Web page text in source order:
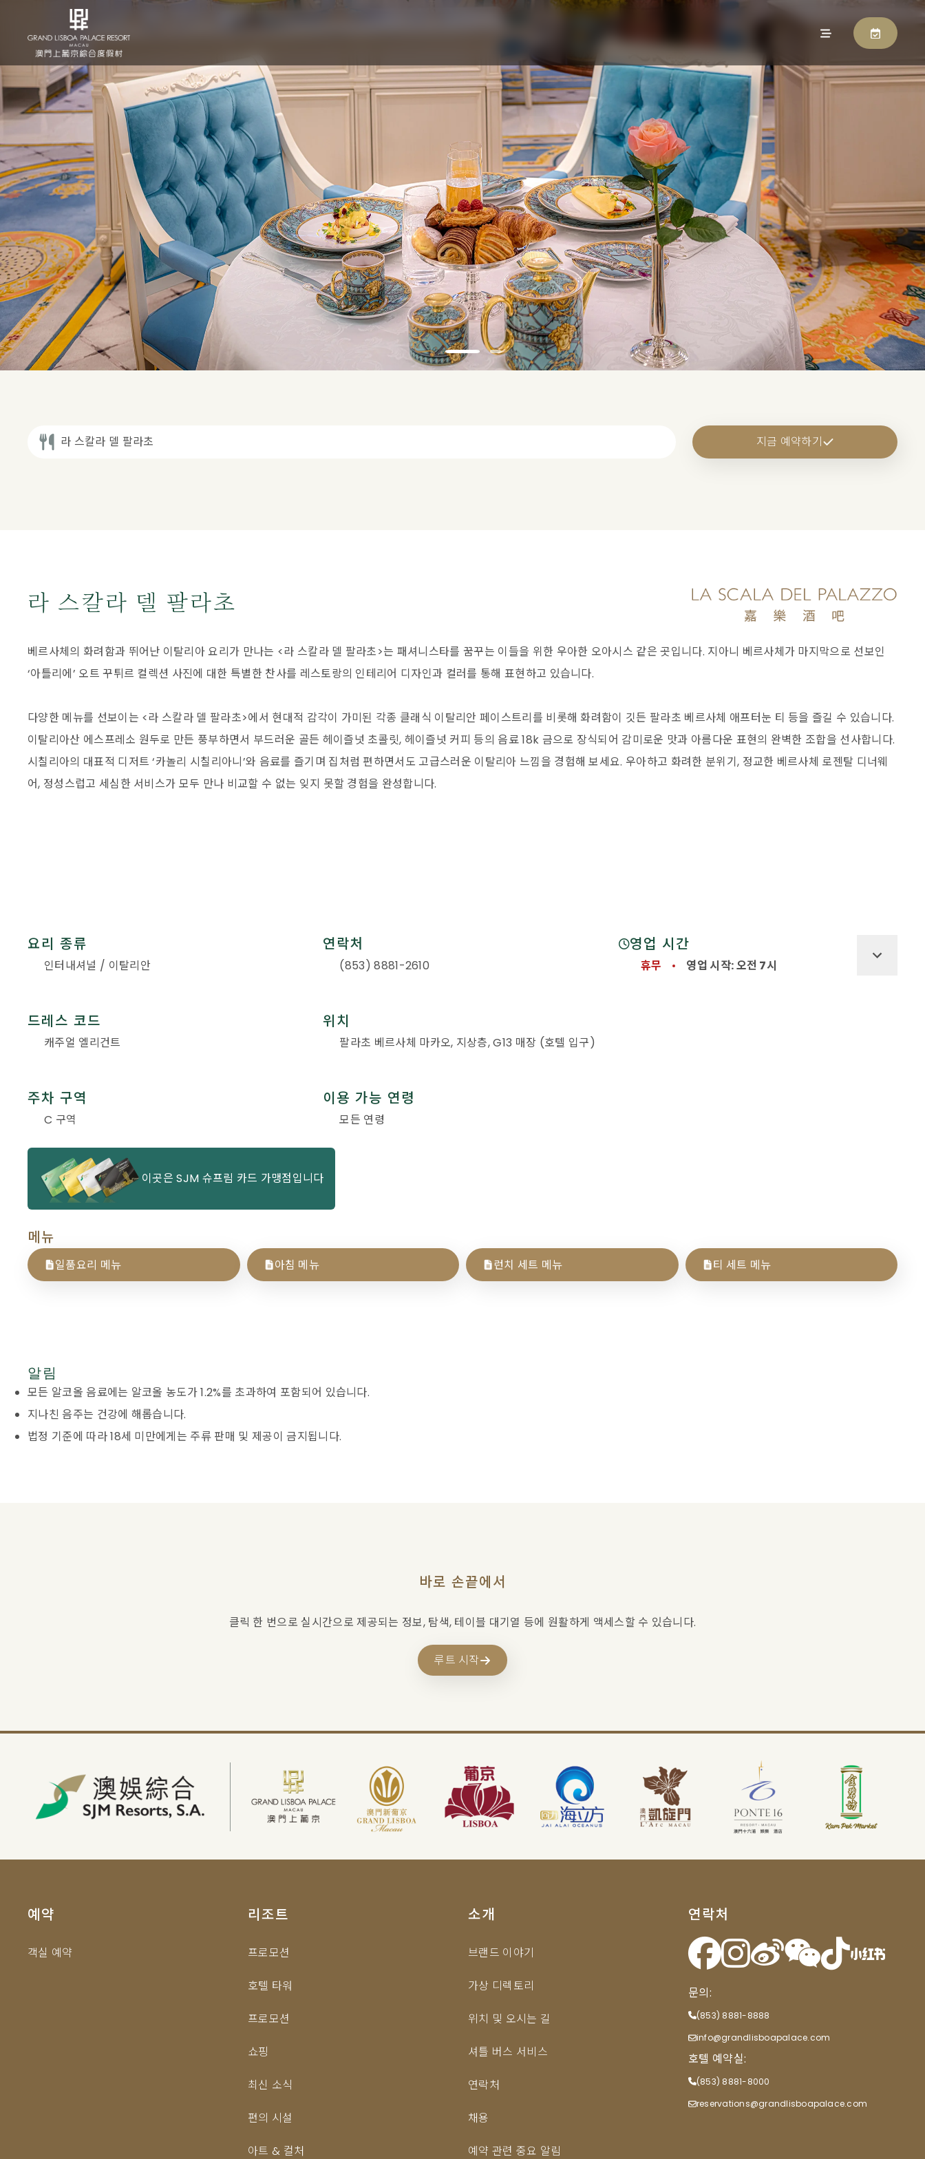
라 스칼라 델 팔라초
라 스칼라 델 팔라초 지금 예약하기
라 스칼라 델 팔라초
베르사체의 화려함과 뛰어난 이탈리아 요리가 만나는 <라 스칼라 델 팔라초>는 패셔니스타를 꿈꾸는 이들을 위한 우아한 오아시스 같은 곳입니다. 지아니 베르사체가 마지막으로 선보인
‘아틀리에’ 오트 꾸튀르 컬렉션 사진에 대한 특별한 찬사를 레스토랑의 인테리어 디자인과 컬러를 통해 표현하고 있습니다.
다양한 메뉴를 선보이는 <라 스칼라 델 팔라초>에서 현대적 감각이 가미된 각종 클래식 이탈리안 페이스트리를 비롯해 화려함이 깃든 팔라초 베르사체 애프터눈 티 등을 즐길 수 있습니다.
이탈리아산 에스프레소 원두로 만든 풍부하면서 부드러운 골든 헤이즐넛 초콜릿, 헤이즐넛 커피 등의 음료 18k 금으로 장식되어 감미로운 맛과 아름다운 표현의 완벽한 조합을 선사합니다.
시칠리아의 대표적 디저트 ‘카놀리 시칠리아니’와 음료를 즐기며 집처럼 편하면서도 고급스러운 이탈리아 느낌을 경험해 보세요. 우아하고 화려한 분위기, 정교한 베르사체 로젠탈 디너웨
어, 정성스럽고 세심한 서비스가 모두 만나 비교할 수 없는 잊지 못할 경험을 완성합니다.
영업 시간
휴무 영업 시작: 오전 7시
요리 종류
인터내셔널 / 이탈리안
연락처
(853) 8881-2610
드레스 코드
캐주얼 엘리건트
위치
팔라초 베르사체 마카오, 지상층, G13 매장 (호텔 입구)
주차 구역
C 구역
이용 가능 연령
모든 연령
이곳은 SJM 슈프림 카드 가맹점입니다
메뉴
일품요리 메뉴 아침 메뉴 런치 세트 메뉴 티 세트 메뉴
알림
모든 알코올 음료에는 알코올 농도가 1.2%를 초과하여 포함되어 있습니다.
지나친 음주는 건강에 해롭습니다.
법정 기준에 따라 18세 미만에게는 주류 판매 및 제공이 금지됩니다.
바로 손끝에서
클릭 한 번으로 실시간으로 제공되는 정보, 탐색, 테이블 대기열 등에 원활하게 액세스할 수 있습니다.
루트 시작
예약
객실 예약
리조트
프로모션
호텔 타워
프로모션
쇼핑
최신 소식
편의 시설
아트 & 컬처
소개
브랜드 이야기
가상 디렉토리
위치 및 오시는 길
셔틀 버스 서비스
연락처
채용
예약 관련 중요 알림
연락처
문의:
(853) 8881-8888
info@grandlisboapalace.com
호텔 예약실:
(853) 8881-8000
reservations@grandlisboapalace.com